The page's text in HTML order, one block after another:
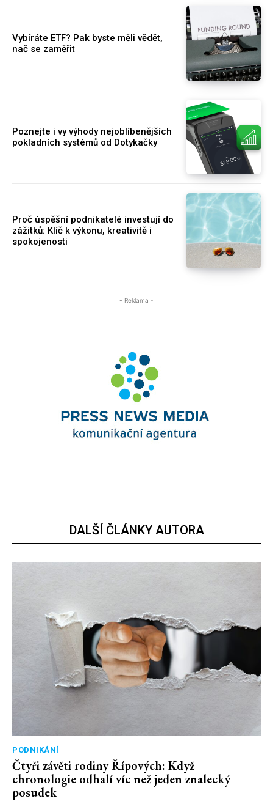
Vybíráte ETF? Pak byste měli vědět,
nač se zaměřit
Poznejte i vy výhody nejoblíbenějších
pokladních systémů od Dotykačky
Proč úspěšní podnikatelé investují do
zážitků: Klíč k výkonu, kreativitě i
spokojenosti
- Reklama -
DALŠÍ ČLÁNKY AUTORA
PODNIKÁNÍ
Čtyři závěti rodiny Řípových: Když
chronologie odhalí víc než jeden znalecký
posudek